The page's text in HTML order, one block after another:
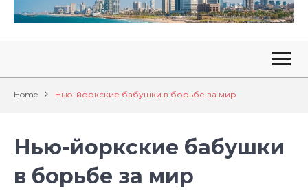
Home Нью-йоркские бабушки в борьбе за мир
Нью-йоркские бабушки
в борьбе за мир